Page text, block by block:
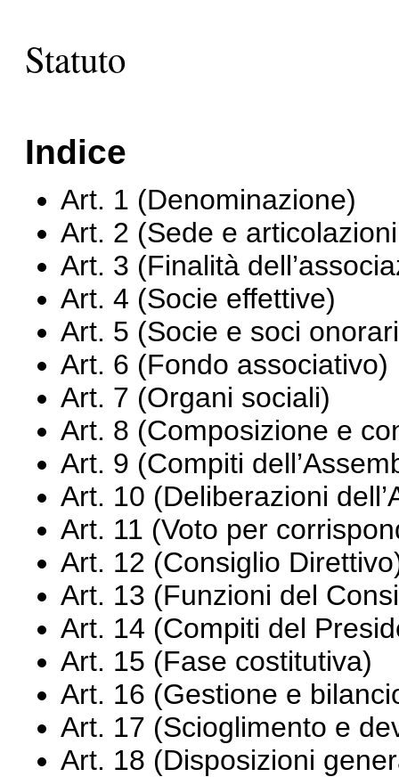
Statuto
Indice
Art. 1 (Denominazione)
Art. 2 (Sede e
Art. 3 (Finalità
Art. 4 (Socie effettive)
Art. 5 (Socie e soci
Art. 6 (Fondo associativo)
Art. 7 (Organi sociali)
Art. 8 (Composizione e
Art. 9 (Compiti
Art. 10 (Deliberazioni
Art. 11 (Voto per
Art. 12 (Consiglio
Art. 13 (Funzioni del
Art. 14 (Compiti del
Art. 15 (Fase costitutiva)
Art. 16 (Gestione e
Art. 17 (Scioglimento e
Art. 18 (Disposizioni